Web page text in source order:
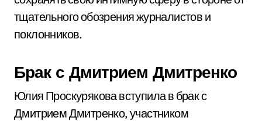
тщательного обозрения журналистов и
поклонников.
Брак с Дмитрием Дмитренко
Юлия Проскурякова вступила в брак с
Дмитрием Дмитренко, участником